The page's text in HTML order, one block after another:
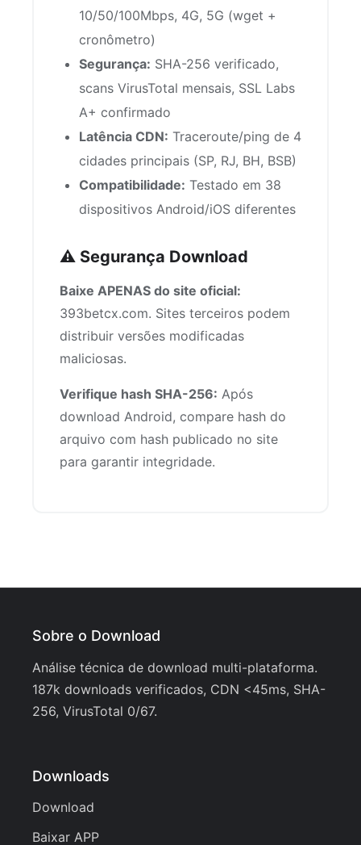
10/50/100Mbps, 4G, 5G (wget +
cronômetro)
Segurança: SHA-256 verificado,
scans VirusTotal mensais, SSL Labs
A+ confirmado
Latência CDN: Traceroute/ping de 4
cidades principais (SP, RJ, BH, BSB)
Compatibilidade: Testado em 38
dispositivos Android/iOS diferentes
⚠️ Segurança Download
Baixe APENAS do site oficial:
393betcx.com. Sites terceiros podem
distribuir versões modificadas
maliciosas.
Verifique hash SHA-256: Após
download Android, compare hash do
arquivo com hash publicado no site
para garantir integridade.
Sobre o Download
Análise técnica de download multi-plataforma.
187k downloads verificados, CDN <45ms, SHA-
256, VirusTotal 0/67.
Downloads
Download
Baixar APP